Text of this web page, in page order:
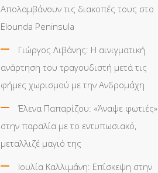
Απολαμβάνουν τις διακοπές τους στο
Elounda Peninsula
Γιώργος Λιβάνης: Η αινιγματική
ανάρτηση του τραγουδιστή μετά τις
φήμες χωρισμού με την Ανδρομάχη
Έλενα Παπαρίζου: «Άναψε φωτιές»
στην παραλία με το εντυπωσιακό,
μεταλλιζέ μαγιό της
Ιουλία Καλλιμάνη: Επίσκεψη στην